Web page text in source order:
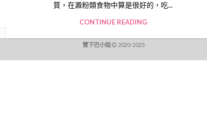
質，在澱粉類食物中算是很好的，吃...
CONTINUE READING
雙下巴小姐 2020-2025